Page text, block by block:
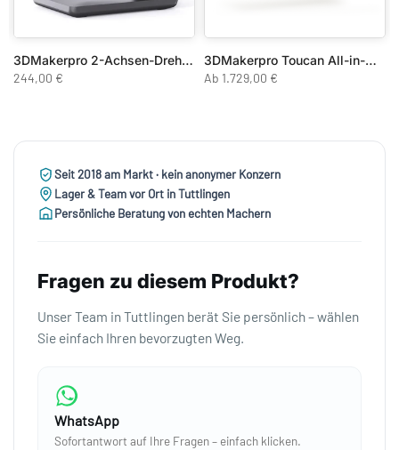
3DMakerpro 2-Achsen-Drehteller – Auto-Scan-Plattform für Seal & Seal Lite 3D-Scanner
244,00 €
3DMakerpro Toucan All-in-One 3D Scanner
Ab 1.729,00 €
Seit 2018 am Markt · kein anonymer Konzern
Lager & Team vor Ort in Tuttlingen
Persönliche Beratung von echten Machern
Fragen zu diesem Produkt?
Unser Team in Tuttlingen berät Sie persönlich – wählen
Sie einfach Ihren bevorzugten Weg.
WhatsApp
Sofortantwort auf Ihre Fragen – einfach klicken.